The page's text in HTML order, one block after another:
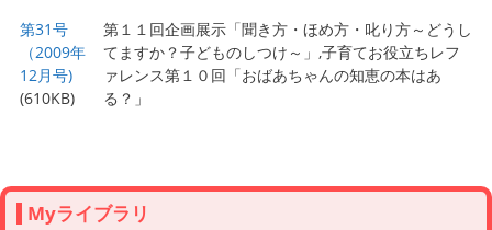
第31号
（2009年
12月号)
(610KB)
第１１回企画展示「聞き方・ほめ方・叱り方～どうし
てますか？子どものしつけ～」,子育てお役立ちレフ
ァレンス第１０回「おばあちゃんの知恵の本はあ
る？」
Myライブラリ